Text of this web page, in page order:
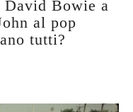
ABBONATI!
David Bowie a
al pop
tutti?